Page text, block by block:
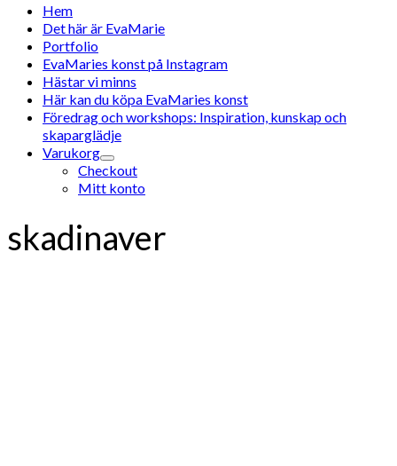
Hem
Det här är EvaMarie
Portfolio
EvaMaries konst på Instagram
Hästar vi minns
Här kan du köpa EvaMaries konst
Föredrag och workshops: Inspiration, kunskap och
skaparglädje
Varukorg
Checkout
Mitt konto
skadinaver